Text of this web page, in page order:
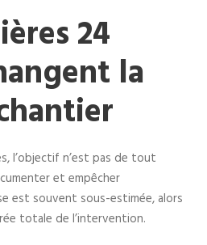
24
la
l’objectif n’est pas de tout
et empêcher
est souvent sous-estimée, alors
totale de l’intervention.